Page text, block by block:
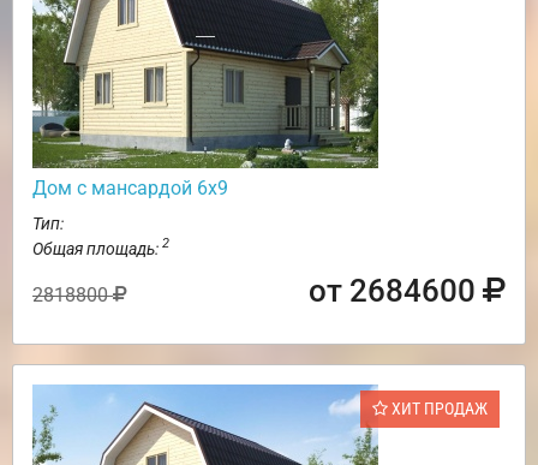
Дом с мансардой 6х9
Тип:
Общая площадь: 2
2818800 от 2684600
ХИТ ПРОДАЖ